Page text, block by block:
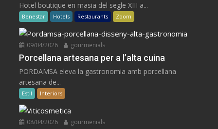
Hotel boutique en masia del segle XIII a...
Benestar Hotels Restaurants Zoom
09/04/2026 gourmenials
Porcellana artesana per a l’alta cuina
PORDAMSA eleva la gastronomia amb porcellana
artesana de...
Estil Interiors
08/04/2026 gourmenials